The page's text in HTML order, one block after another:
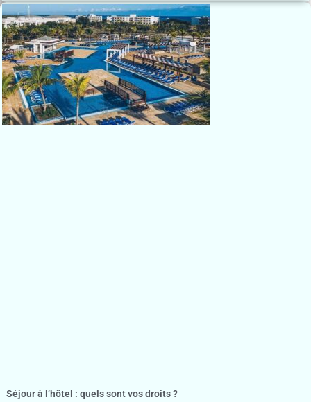
Séjour à l’hôtel : quels sont vos droits ?